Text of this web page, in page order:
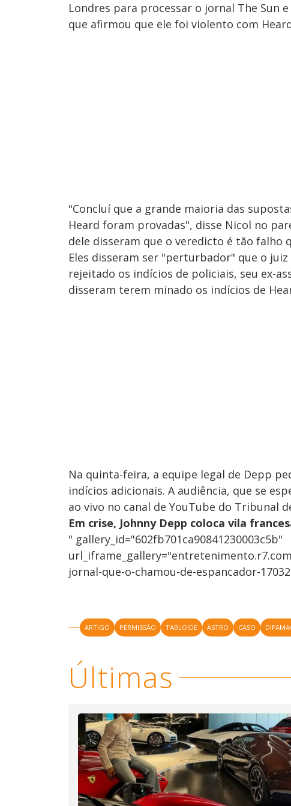
Londres para processar o jornal The Sun
que afirmou que ele foi violento com
"Concluí que a grande maioria das
Heard foram provadas", disse Nicol no
dele disseram que o veredicto é tão falho
Eles disseram ser "perturbador" que o
rejeitado os indícios de policiais, seu ex-
disseram terem minado os indícios de
Na quinta-feira, a equipe legal de Depp
indícios adicionais. A audiência, que se
ao vivo no canal de YouTube do Tribunal
Em crise, Johnny Depp coloca vila
" gallery_id="602fb701ca90841230003c5b"
jornal-que-o-chamou-de-espancador-
ARTIGO PERMISSÃO TABLOIDE ASTRO CASO
Últimas